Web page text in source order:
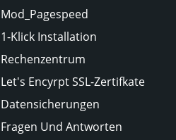
Mod_Pagespeed
1-Klick Installation
Rechenzentrum
Let's Encyrpt SSL-Zertifkate
Datensicherungen
Fragen Und Antworten